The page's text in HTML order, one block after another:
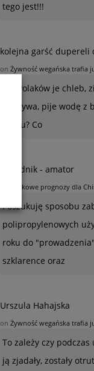
tego jest!!!
kolejna garść dupereli
on Żywność wegańska trafia
1/3 Polaków je chleb,
warzywa, pije wodę
kranu? Co
Ogrodnik - amator
Jabłkowe prognozy dla
Poszukuję sposobu
polipropylenowych
roku do
szklarence oraz
Urszula Hahajska
on Żywność wegańska trafia
To zależy czy
ją zjadały, zostały